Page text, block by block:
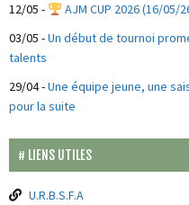
12/05 -
AJM CUP 2026 (16/05/
03/05 -Un début de tournoi
talents
29/04-Une équipe jeune, une
pour la suite
LIENS UTILES
U.R.B.S.F.A